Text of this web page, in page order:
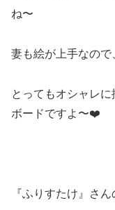
ね〜
妻も絵が上手なので
とってもオシャレ
ボードですよ〜❤️
『ふりすたけ』さ